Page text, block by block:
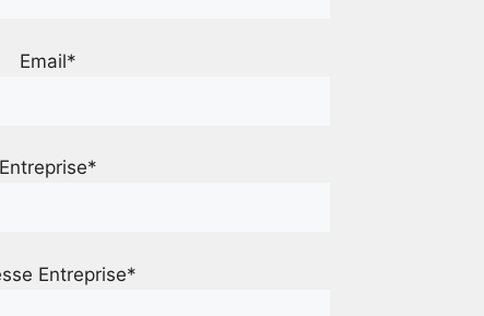
Email*
Entreprise*
Entreprise*